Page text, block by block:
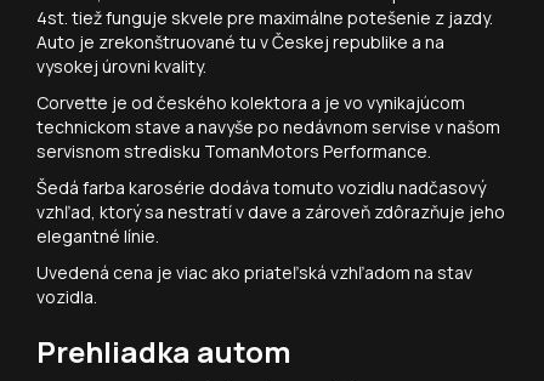
4st. tiež funguje skvele pre maximálne potešenie z jazdy.
Auto je zrekonštruované tu v Českej republike a na
vysokej úrovni kvality.
Corvette je od českého kolektora a je vo vynikajúcom
technickom stave a navyše po nedávnom servise v našom
servisnom stredisku TomanMotors Performance.
Šedá farba karosérie dodáva tomuto vozidlu nadčasový
vzhľad, ktorý sa nestratí v dave a zároveň zdôrazňuje jeho
elegantné línie.
Uvedená cena je viac ako priateľská vzhľadom na stav
vozidla.
Prehliadka autom